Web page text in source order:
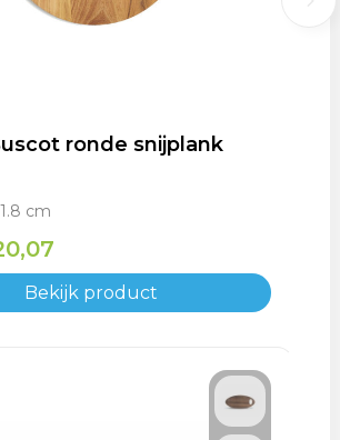
ronde snijplank
cm
Bekijk product